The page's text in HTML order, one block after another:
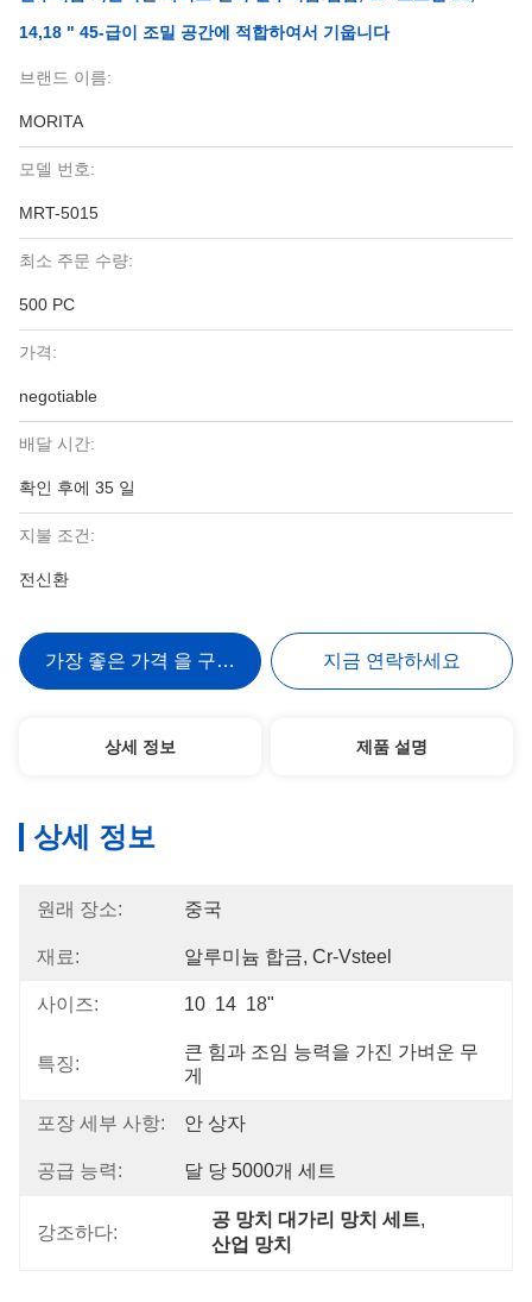
14,18 " 45-급이 조밀 공간에 적합하여서 기웁니다
브랜드 이름:
MORITA
모델 번호:
MRT-5015
최소 주문 수량:
500 PC
가격:
negotiable
배달 시간:
확인 후에 35 일
지불 조건:
전신환
가장 좋은 가격 을 구하라 지금 연락하세요
상세 정보 제품 설명
상세 정보
원래 장소: 중국
재료: 알루미늄 합금, Cr-Vsteel
사이즈: 10  14  18"
특징:
큰 힘과 조임 능력을 가진 가벼운 무
게
포장 세부 사항: 안 상자
공급 능력: 달 당 5000개 세트
강조하다:
공 망치 대가리 망치 세트,
산업 망치